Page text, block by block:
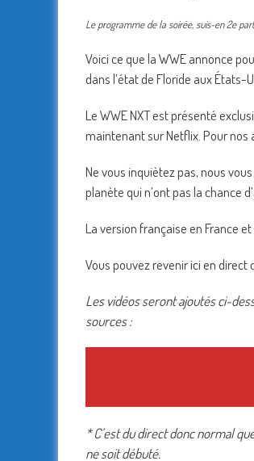
Le programme de la soirée, suis-en 2e
Voici ce que la WWE annonce
dans l’état de Floride aux États-
Le WWE NXT est présenté
maintenant sur Netflix. Pour nos
Ne vous inquiètez pas, nous
planète qui n’ont pas la chance
La version française en France
Vous pouvez revenir ici en
Les vidéos seront ajoutés ci-
sources :
* C’est du direct donc normal
ne soit débuté.